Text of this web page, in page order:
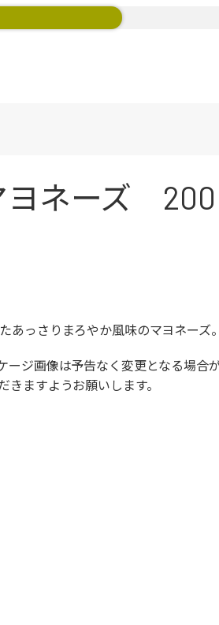
ネーズ 200
っさりまろやか風味のマヨネーズ。
ジ画像は予告なく変更となる場合
ますようお願いします。